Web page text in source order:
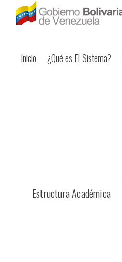
Inicio ¿Qué es El Sistema?
Estructura Académica